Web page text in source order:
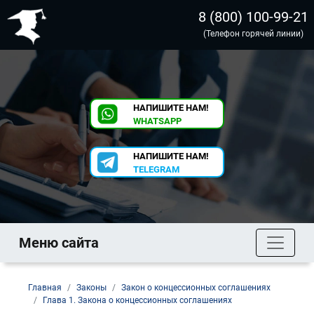
8 (800) 100-99-21
(Телефон горячей линии)
НАПИШИТЕ НАМ!
WHATSAPP
НАПИШИТЕ НАМ!
TELEGRAM
Меню сайта
Главная Законы
Закон о концессионных соглашениях
Глава 1. Закона о концессионных соглашениях